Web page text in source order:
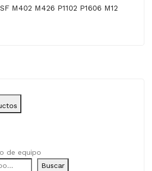
M402 M426 P1102 P1606 M12
de equipo
Buscar